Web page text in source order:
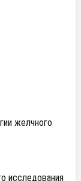
желчного
исследования